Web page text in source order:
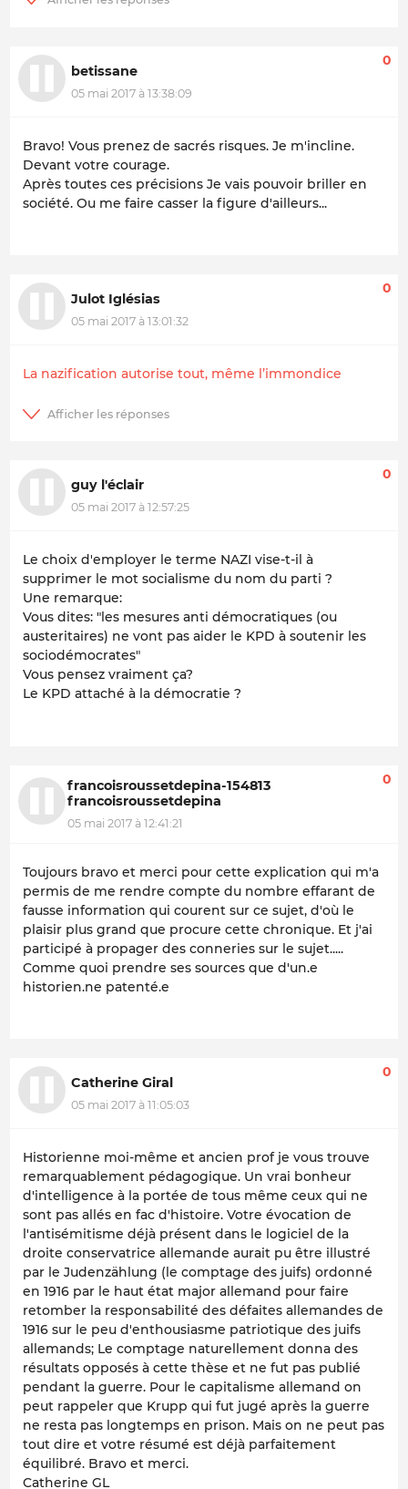
betissane
05 mai 2017 à 13:38:09
0
Bravo! Vous prenez de sacrés risques. Je m'incline.
Devant votre courage.
Après toutes ces précisions Je vais pouvoir briller en
société. Ou me faire casser la figure d'ailleurs...
Julot Iglésias
05 mai 2017 à 13:01:32
0
La nazification autorise tout, même l’immondice
guy l'éclair
05 mai 2017 à 12:57:25
0
Le choix d'employer le terme NAZI vise-t-il à
supprimer le mot socialisme du nom du parti ?
Une remarque:
Vous dites: "les mesures anti démocratiques (ou
austeritaires) ne vont pas aider le KPD à soutenir les
sociodémocrates"
Vous pensez vraiment ça?
Le KPD attaché à la démocratie ?
francoisroussetdepina-154813
francoisroussetdepina
05 mai 2017 à 12:41:21
0
Toujours bravo et merci pour cette explication qui m'a
permis de me rendre compte du nombre effarant de
fausse information qui courent sur ce sujet, d'où le
plaisir plus grand que procure cette chronique. Et j'ai
participé à propager des conneries sur le sujet.....
Comme quoi prendre ses sources que d'un.e
historien.ne patenté.e
Catherine Giral
05 mai 2017 à 11:05:03
0
Historienne moi-même et ancien prof je vous trouve
remarquablement pédagogique. Un vrai bonheur
d'intelligence à la portée de tous même ceux qui ne
sont pas allés en fac d'histoire. Votre évocation de
l'antisémitisme déjà présent dans le logiciel de la
droite conservatrice allemande aurait pu être illustré
par le Judenzählung (le comptage des juifs) ordonné
en 1916 par le haut état major allemand pour faire
retomber la responsabilité des défaites allemandes de
1916 sur le peu d'enthousiasme patriotique des juifs
allemands; Le comptage naturellement donna des
résultats opposés à cette thèse et ne fut pas publié
pendant la guerre. Pour le capitalisme allemand on
peut rappeler que Krupp qui fut jugé après la guerre
ne resta pas longtemps en prison. Mais on ne peut pas
tout dire et votre résumé est déjà parfaitement
équilibré. Bravo et merci.
Catherine GL